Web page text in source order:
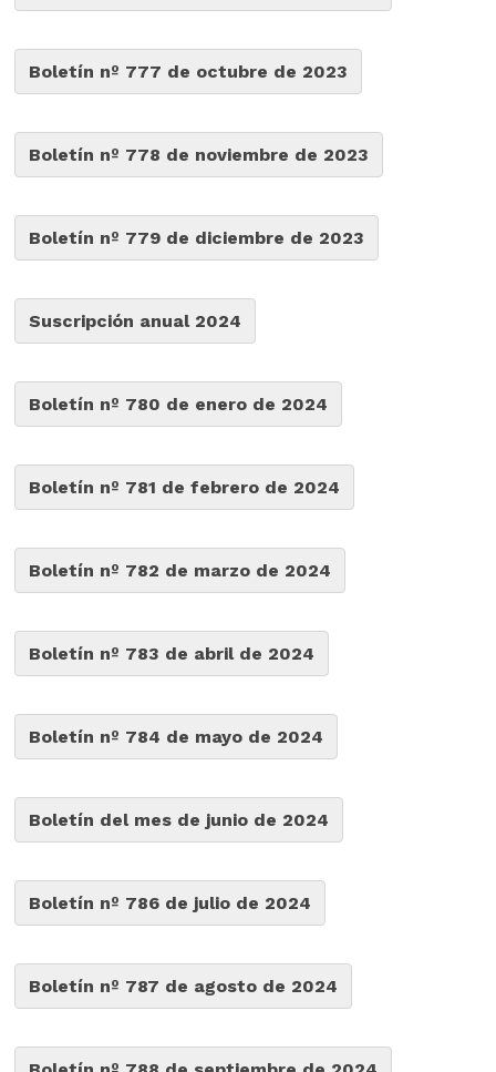
Boletín nº 777 de octubre de 2023
Boletín nº 778 de noviembre de 2023
Boletín nº 779 de diciembre de 2023
Suscripción anual 2024
Boletín nº 780 de enero de 2024
Boletín nº 781 de febrero de 2024
Boletín nº 782 de marzo de 2024
Boletín nº 783 de abril de 2024
Boletín nº 784 de mayo de 2024
Boletín del mes de junio de 2024
Boletín nº 786 de julio de 2024
Boletín nº 787 de agosto de 2024